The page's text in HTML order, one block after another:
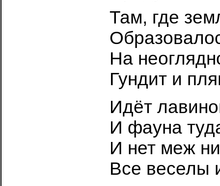
Там, где
На
Гундит и
Идёт
И фауна
И нет меж
Все веселы